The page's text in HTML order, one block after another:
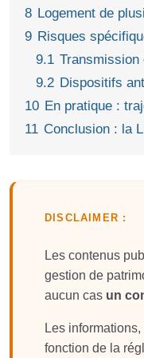
8 Logement de
9 Risques
9.1
9.2 Dispositifs
10 En pratique :
11 Conclusion : la
DISCLAIMER :
Les contenus
gestion de
aucun cas un
Les
fonction de la